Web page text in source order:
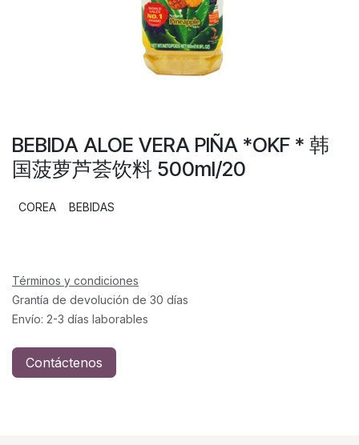
BEBIDA ALOE VERA PIÑA *OKF * 韩
国菠萝芦荟饮料 500ml/20
COREA BEBIDAS
Términos y condiciones
Grantía de devolución de 30 días
Envío: 2-3 días laborables
Contáctenos